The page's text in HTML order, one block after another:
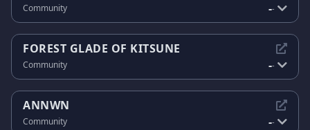
Community --
FOREST GLADE OF KITSUNE
Community --
ANNWN
Community --